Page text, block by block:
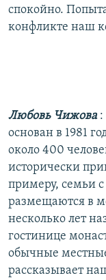
спокойно.
конфликте наш
Любовь Чижова :
основан в 1981
около 400
исторически
примеру, семьи
размещаются в
несколько лет
гостинице
обычные
рассказывает